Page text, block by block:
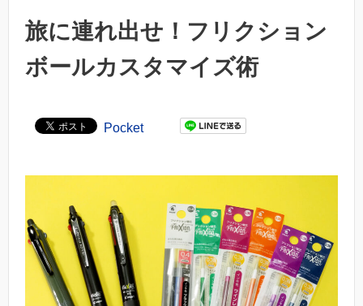
旅に連れ出せ！フリクション
ボールカスタマイズ術
Pocket